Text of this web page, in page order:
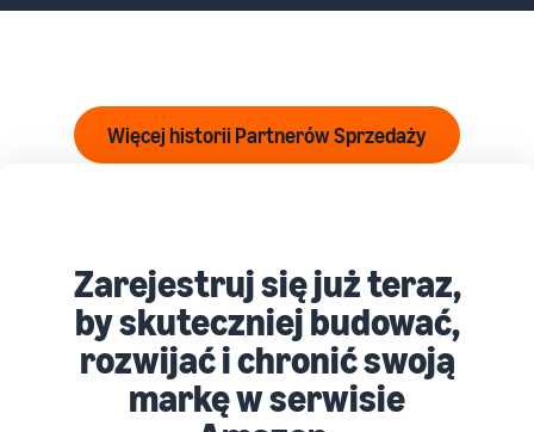
Więcej historii Partnerów Sprzedaży
by skuteczniej budować,
rozwijać i chronić swoją
markę w serwisie
Amazon.